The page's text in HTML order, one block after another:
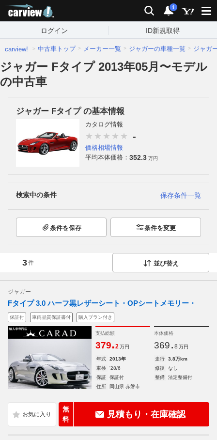
検索 通知
i
ログイン ID新規取得
carview! 中古車トップ メーカー一覧 ジャガーの車種一覧 ジャガ
ジャガー Fタイプ 2013年05月〜モデル
の中古車
ジャガー Fタイプ の基本情報
カタログ情報
-
価格相場情報
平均本体価格： 352.3 万円
検索中の条件 保存条件一覧
条件を保存 条件を変更
3件 並び替え
ジャガー
Fタイプ 3.0 ハーフ黒レザーシート・OPシートメモリー・
保証付 車両品質保証書付 購入プラン付き
支払総額
379.2 万円
本体価格
369. 8 万円
年式 2013年 走行
3.8万km
車検
'28/6 修復
なし
保証
保証付 整備
法定整備付
住所
岡山県 赤磐市
無
料
見積もり・在庫確認